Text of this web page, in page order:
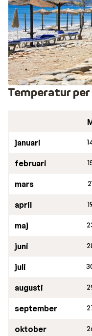
Tips! Om man vill
besöka grannbyn,
10 minuter med bil
kullerstensgator,
Restauranger och
I Votsalakia finns
huvudvägen. Även
kaféer. Utelivet i
Temperatur
januari
februari
mars
april
maj
juni
juli
augusti
september
oktober